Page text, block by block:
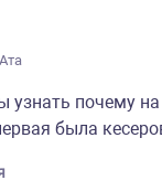
узнать почему
была